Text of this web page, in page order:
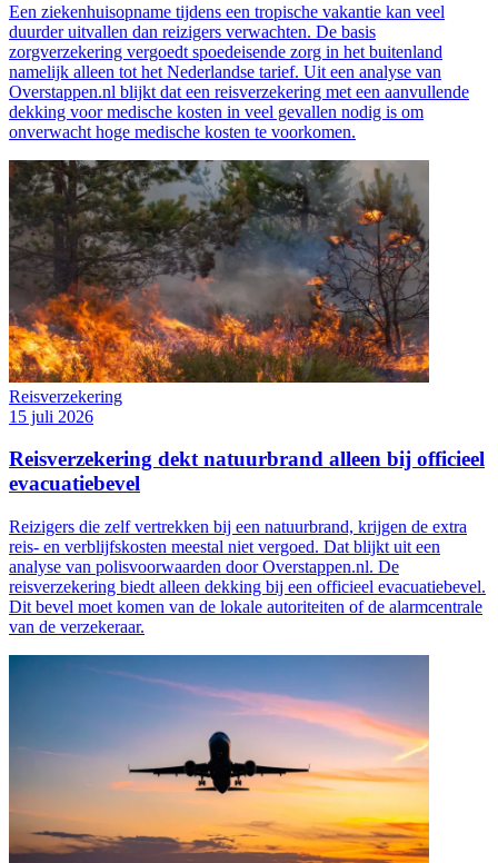
Een ziekenhuisopname tijdens een tropische vakantie kan veel
duurder uitvallen dan reizigers verwachten. De basis
zorgverzekering vergoedt spoedeisende zorg in het buitenland
namelijk alleen tot het Nederlandse tarief. Uit een analyse van
Overstappen.nl blijkt dat een reisverzekering met een aanvullende
dekking voor medische kosten in veel gevallen nodig is om
onverwacht hoge medische kosten te voorkomen.
Reisverzekering
15 juli 2026
Reisverzekering dekt natuurbrand alleen bij officieel
evacuatiebevel
Reizigers die zelf vertrekken bij een natuurbrand, krijgen de extra
reis- en verblijfskosten meestal niet vergoed. Dat blijkt uit een
analyse van polisvoorwaarden door Overstappen.nl. De
reisverzekering biedt alleen dekking bij een officieel evacuatiebevel.
Dit bevel moet komen van de lokale autoriteiten of de alarmcentrale
van de verzekeraar.